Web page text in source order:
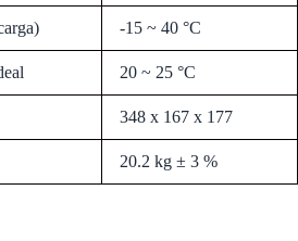
-15 ~ 40 °C
20 ~ 25 °C
348 x 167 x 177
20.2 kg ± 3 %